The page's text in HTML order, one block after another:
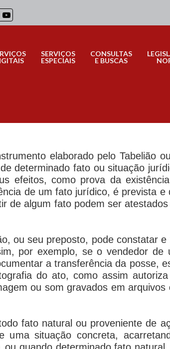
SERVIÇOS
ESPECIAIS
CONSULTAS
E BUSCAS
elaborado pelo Tabelião
determinado fato ou situação
efeitos, como prova da
de um fato jurídico, é prevista e
de algum fato podem ser
ou seu preposto, pode constatar
por exemplo, se o vendedor de
a transferência da posse,
do ato, como assim
ou som gravados em
fato natural ou proveniente de
uma situação concreta,